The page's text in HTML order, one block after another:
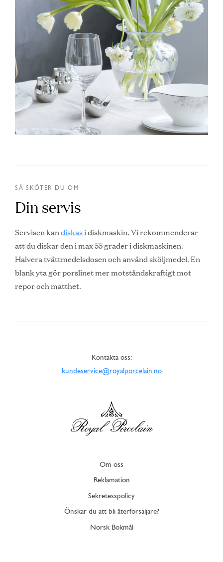
SÅ SKÖTER DU OM
Din servis
Servisen kandiskasi diskmaskin. Vi rekommenderar
att du diskar den i max 55 grader i diskmaskinen.
Halvera tvättmedelsdosen och använd sköljmedel. En
blank yta gör porslinet mer motståndskraftigt mot
repor och matthet.
Kontakta oss:
kundeservice@royalporcelain.no
Om oss
Reklamation
Sekretesspolicy
Önskar du att bli återförsäljare?
Norsk Bokmål